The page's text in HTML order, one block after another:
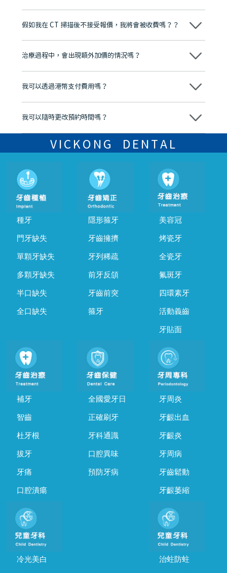
維港口腔踐行「醫道濟世」的大學校訓，各分院匯聚來自香港、內地的
牌」、「2025香港企業領袖品牌」，是諾貝爾種植系統全球放心植牙中
至今已服務超過三十個國家和地區的顧客，受到粵港澳大灣區及周邊城
市市民極高的口碑評價及信任推薦 珠海、深圳設有八大分院，香港亦設
有咨詢及服務保障中心，有任何問題都可以隨時預約免費咨詢，讓人十
假如我在 CT 掃描後不接受報價，我將會被收費嗎？？
不會！只要未開始實際服務之前，你不會被收取任何費用。
治療過程中，會出現額外加價的情況嗎？
不會，治療前我們會詳細說明治療方案及對應的價錢，顧客同意並簽字
我可以透過港幣支付費用嗎？
可以。維港口腔會按照當日匯率轉算收取費用，而匯率會及時告知客人
我可以隨時更改預約時間嗎？
可以，請盡早通過wechat或whatsapp聯絡我們，告知我們你原本預約
的時間及資料，並且重新預約的日期及時段
VICKONG DENTAL
種牙
門牙缺失
單顆牙缺失
多顆牙缺失
半口缺失
全口缺失
隱形箍牙
牙齒擁擠
牙列稀疏
前牙反頜
牙齒前突
箍牙
美容冠
烤瓷牙
全瓷牙
氟斑牙
四環素牙
活動義齒
牙貼面
補牙
智齒
杜牙根
拔牙
牙痛
口腔潰瘍
全國愛牙日
正確刷牙
牙科通識
口腔異味
預防牙病
牙周炎
牙齦出血
牙齦炎
牙周病
牙齒鬆動
牙齦萎縮
冷光美白 治蛀防蛀